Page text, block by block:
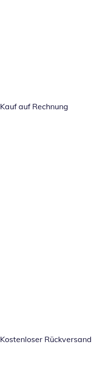
Kauf auf Rechnung
Kostenloser Rückversand